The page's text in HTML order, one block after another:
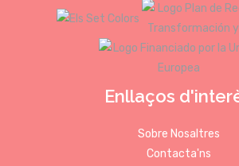
Enllaços
Sobre Nosaltres
Contacta'ns